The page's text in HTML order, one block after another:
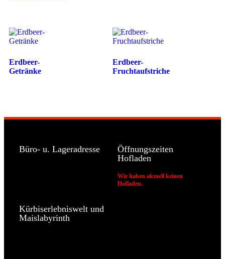
Erdbeer-
Getränke
Erdbeer-
Fruchtaufstriche
Büro- u. Lageradresse
Kürbiserlebniswelt und
Maislabyrinth
Öffnungszeiten
Hofladen
Wir haben aktuell keinen
Hofladen.